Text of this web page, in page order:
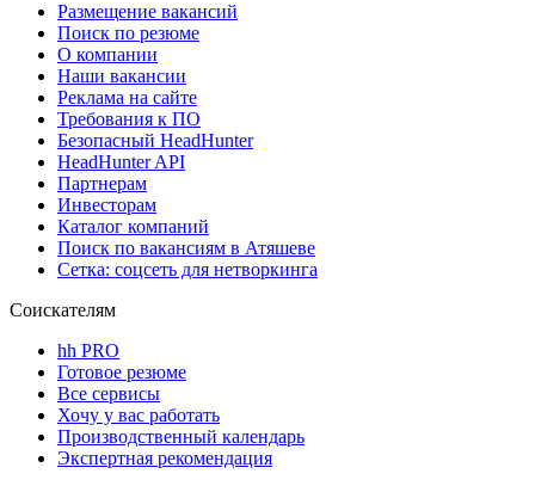
Размещение вакансий
Поиск по резюме
О компании
Наши вакансии
Реклама на сайте
Требования к ПО
Безопасный HeadHunter
HeadHunter API
Партнерам
Инвесторам
Каталог компаний
Поиск по вакансиям в Атяшеве
Сетка: соцсеть для нетворкинга
Соискателям
hh PRO
Готовое резюме
Все сервисы
Хочу у вас работать
Производственный календарь
Экспертная рекомендация